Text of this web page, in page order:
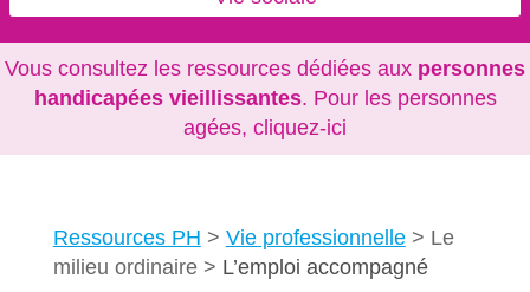
Vous consultez les ressources dédiées aux personnes
handicapées vieillissantes. Pour les personnes
agées, cliquez-ici
Ressources PH Vie professionnelle
Le
milieu ordinaire
L’emploi accompagné